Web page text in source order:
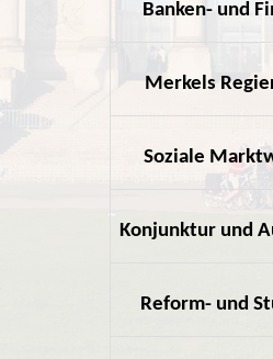
Banken- und
Merkels
Soziale
Konjunktur und
Reform- und